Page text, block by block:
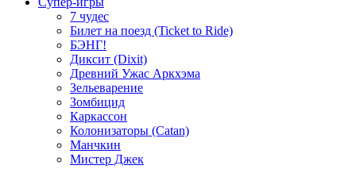
7 чудес
Билет на поезд (Ticket to Ride)
БЭНГ!
Диксит (Dixit)
Древний Ужас Аркхэма
Зельеварение
Зомбицид
Каркассон
Колонизаторы (Catan)
Манчкин
Мистер Джек